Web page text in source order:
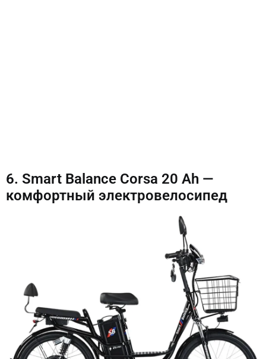
6. Smart Balance Corsa 20 Ah —
комфортный электровелосипед